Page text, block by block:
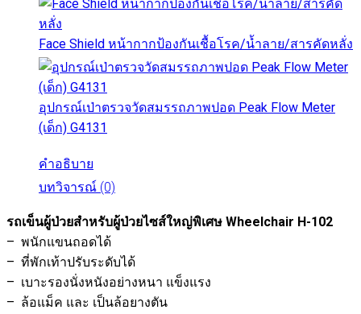
Face Shield หน้ากากป้องกันเชื้อโรค/น้ำลาย/สารคัดหลั่ง
อุปกรณ์เป่าตรวจวัดสมรรถภาพปอด Peak Flow Meter
(เด็ก) G4131
คำอธิบาย
บทวิจารณ์ (0)
รถเข็นผู้ป่วยสำหรับผู้ป่วยไซส์ใหญ่พิเศษ Wheelchair H-102
– พนักแขนถอดได้
– ที่พักเท้าปรับระดับได้
– เบาะรองนั่งหนังอย่างหนา แข็งแรง
– ล้อแม็ค และ เป็นล้อยางตัน